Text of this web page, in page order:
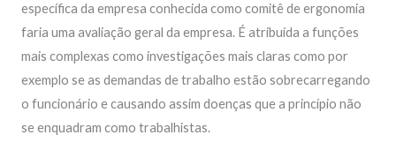
específica da empresa conhecida como comitê de ergonomia
faria uma avaliação geral da empresa. É atribuída a funções
mais complexas como investigações mais claras como por
exemplo se as demandas de trabalho estão sobrecarregando
o funcionário e causando assim doenças que a princípio não
se enquadram como trabalhistas.